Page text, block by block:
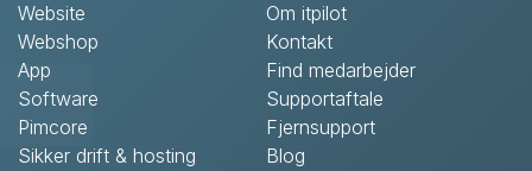
Website
Webshop
App
Software
Pimcore
Sikker drift & hosting
Om itpilot
Kontakt
Find medarbejder
Supportaftale
Fjernsupport
Blog